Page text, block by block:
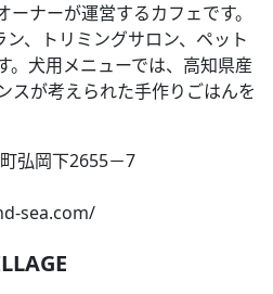
ナーが運営するカフェです。
、トリミングサロン、ペット
。犬用メニューでは、高知県産
スが考えられた手作りごはんを
弘岡下2655－7
sea.com/